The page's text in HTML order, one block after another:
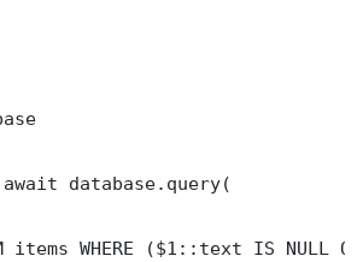
database.query(
items WHERE ($1::text IS NULL